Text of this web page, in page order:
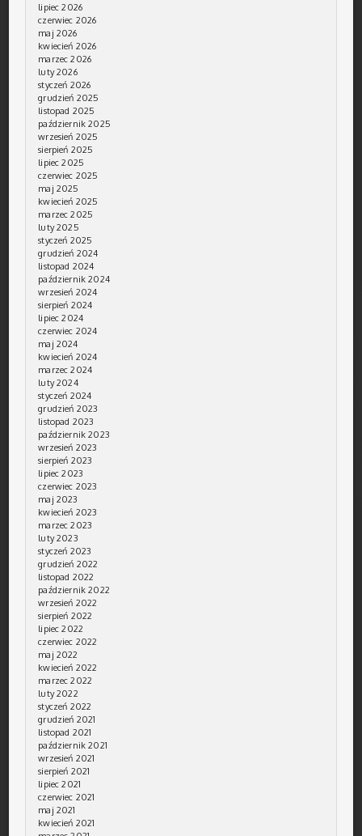
lipiec 2026
czerwiec 2026
maj 2026
kwiecień 2026
marzec 2026
luty 2026
styczeń 2026
grudzień 2025
listopad 2025
październik 2025
wrzesień 2025
sierpień 2025
lipiec 2025
czerwiec 2025
maj 2025
kwiecień 2025
marzec 2025
luty 2025
styczeń 2025
grudzień 2024
listopad 2024
październik 2024
wrzesień 2024
sierpień 2024
lipiec 2024
czerwiec 2024
maj 2024
kwiecień 2024
marzec 2024
luty 2024
styczeń 2024
grudzień 2023
listopad 2023
październik 2023
wrzesień 2023
sierpień 2023
lipiec 2023
czerwiec 2023
maj 2023
kwiecień 2023
marzec 2023
luty 2023
styczeń 2023
grudzień 2022
listopad 2022
październik 2022
wrzesień 2022
sierpień 2022
lipiec 2022
czerwiec 2022
maj 2022
kwiecień 2022
marzec 2022
luty 2022
styczeń 2022
grudzień 2021
listopad 2021
październik 2021
wrzesień 2021
sierpień 2021
lipiec 2021
czerwiec 2021
maj 2021
kwiecień 2021